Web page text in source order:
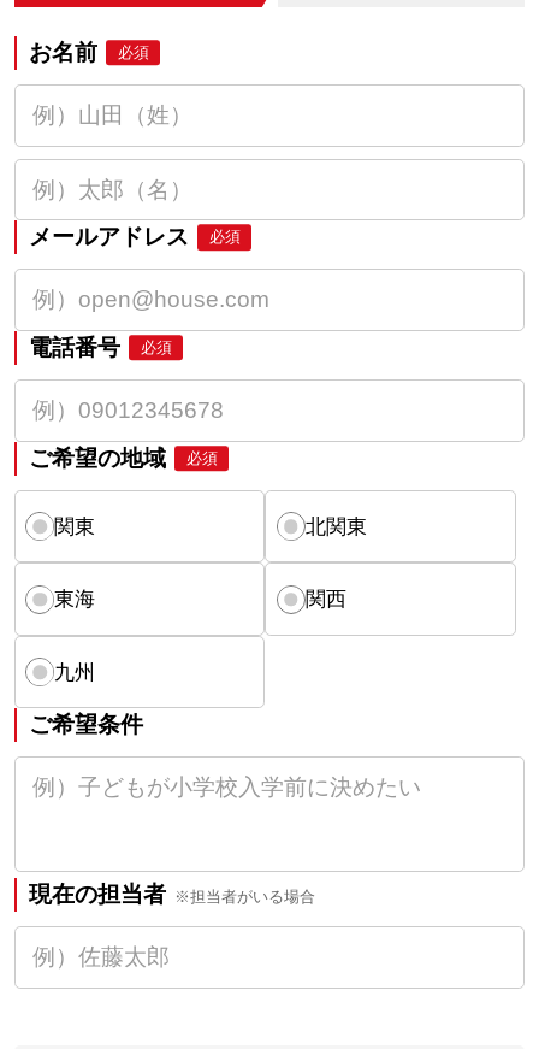
お名前 必須
メールアドレス 必須
電話番号 必須
ご希望の地域 必須
関東 北関東
東海 関西
九州
ご希望条件
現在の担当者 ※担当者がいる場合